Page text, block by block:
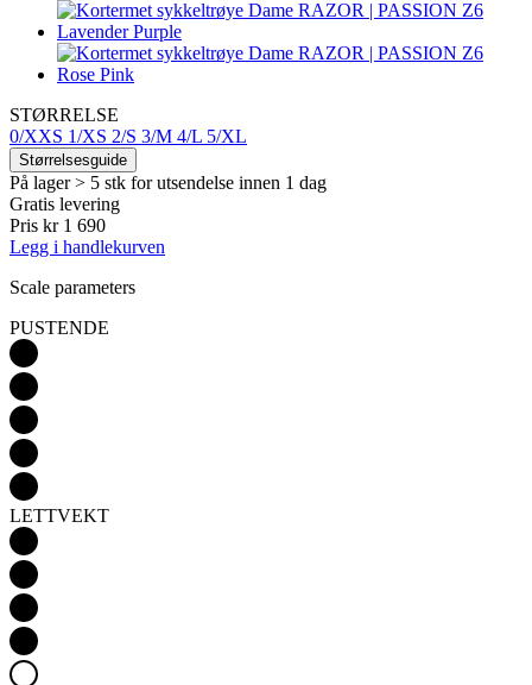
STØRRELSE
0/XXS 1/XS 2/S 3/M 4/L 5/XL
Størrelsesguide
På lager > 5 stk for utsendelse innen 1 dag
Gratis levering
Pris kr 1 690
Legg i handlekurven
Scale parameters
PUSTENDE
LETTVEKT